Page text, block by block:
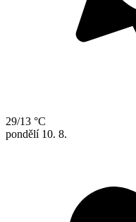
29/13 °C
pondělí 10. 8.